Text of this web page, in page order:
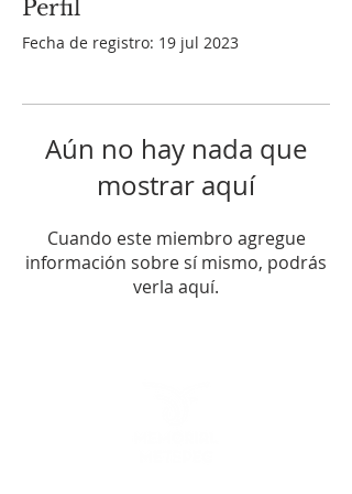
Perfil
Fecha de registro: 19 jul 2023
Aún no hay nada que
mostrar aquí
Cuando este miembro agregue
información sobre sí mismo, podrás
verla aquí.